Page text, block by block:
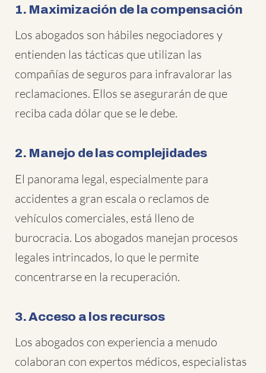
1. Maximización de la compensación
Los abogados son hábiles negociadores y
entienden las tácticas que utilizan las
compañías de seguros para infravalorar las
reclamaciones. Ellos se asegurarán de que
reciba cada dólar que se le debe.
2. Manejo de las complejidades
El panorama legal, especialmente para
accidentes a gran escala o reclamos de
vehículos comerciales, está lleno de
burocracia. Los abogados manejan procesos
legales intrincados, lo que le permite
concentrarse en la recuperación.
3. Acceso a los recursos
Los abogados con experiencia a menudo
colaboran con expertos médicos, especialistas